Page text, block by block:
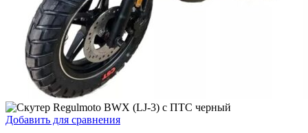
Добавить для сравнения